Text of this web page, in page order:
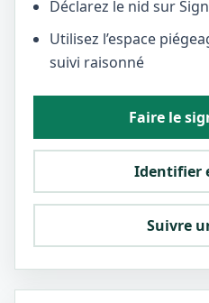
Déclarez le nid sur
Utilisez l’espace
suivi raisonné
Faire le
Identifier
Suivre